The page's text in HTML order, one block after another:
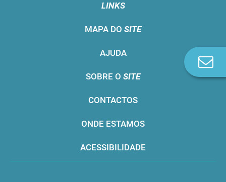
LINKS
MAPA DO SITE
AJUDA
SOBRE O SITE
CONTACTOS
ONDE ESTAMOS
ACESSIBILIDADE